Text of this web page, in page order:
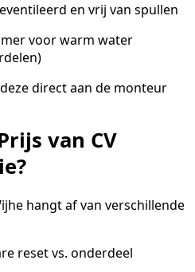
en vrij van spullen
voor warm water
direct aan de monteur
van CV
hangt af van verschillende
reset vs. onderdeel